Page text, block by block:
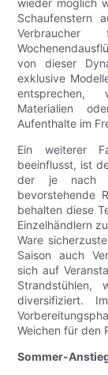
wieder möglich
Schaufenstern
von dieser
exklusive
entsprechen,
Materialien
Aufenthalte im
Ein weiterer
beeinflusst, ist
der je nach
bevorstehende
behalten diese
Einzelhändlern
Ware
Saison auch
sich auf
diversifiziert.
Weichen für den
Sommer-